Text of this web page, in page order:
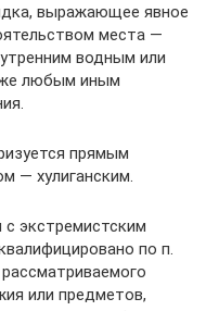
выражающее явное
места —
водным или
любым иным
прямым
— хулиганским.
с экстремистским
по п.
или предметов,